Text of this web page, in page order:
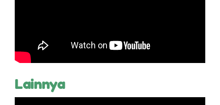
Lainnya